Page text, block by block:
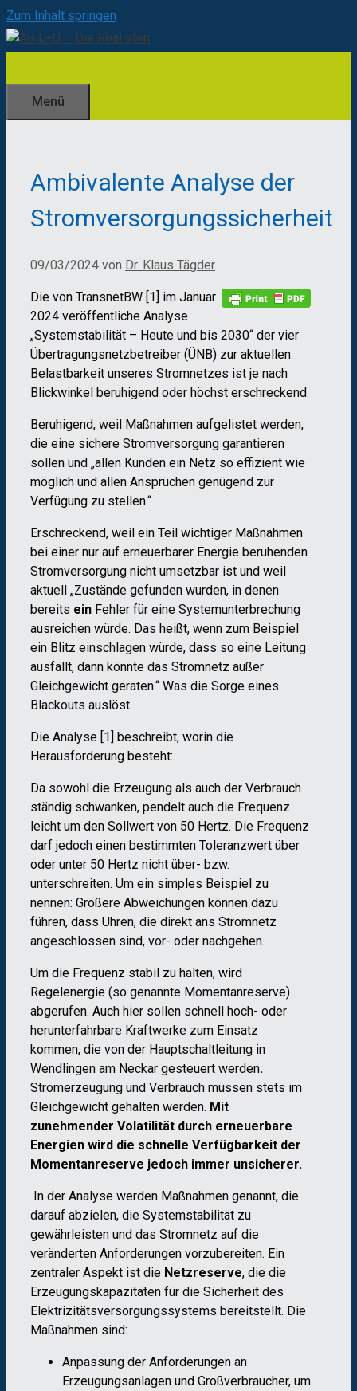
Zum Inhalt springen
Menü
Ambivalente Analyse der
Stromversorgungssicherheit
09/03/2024 von Dr. Klaus Tägder
Die von TransnetBW [1] im Januar
2024 veröffentliche Analyse
„Systemstabilität – Heute und bis 2030“ der vier
Übertragungsnetzbetreiber (ÜNB) zur aktuellen
Belastbarkeit unseres Stromnetzes ist je nach
Blickwinkel beruhigend oder höchst erschreckend.
Beruhigend, weil Maßnahmen aufgelistet werden,
die eine sichere Stromversorgung garantieren
sollen und „allen Kunden ein Netz so effizient wie
möglich und allen Ansprüchen genügend zur
Verfügung zu stellen.“
Erschreckend, weil ein Teil wichtiger Maßnahmen
bei einer nur auf erneuerbarer Energie beruhenden
Stromversorgung nicht umsetzbar ist und weil
aktuell „Zustände gefunden wurden, in denen
bereits ein Fehler für eine Systemunterbrechung
ausreichen würde. Das heißt, wenn zum Beispiel
ein Blitz einschlagen würde, dass so eine Leitung
ausfällt, dann könnte das Stromnetz außer
Gleichgewicht geraten.“ Was die Sorge eines
Blackouts auslöst.
Die Analyse [1] beschreibt, worin die
Herausforderung besteht:
Da sowohl die Erzeugung als auch der Verbrauch
ständig schwanken, pendelt auch die Frequenz
leicht um den Sollwert von 50 Hertz. Die Frequenz
darf jedoch einen bestimmten Toleranzwert über
oder unter 50 Hertz nicht über- bzw.
unterschreiten. Um ein simples Beispiel zu
nennen: Größere Abweichungen können dazu
führen, dass Uhren, die direkt ans Stromnetz
angeschlossen sind, vor- oder nachgehen.
Um die Frequenz stabil zu halten, wird
Regelenergie (so genannte Momentanreserve)
abgerufen. Auch hier sollen schnell hoch- oder
herunterfahrbare Kraftwerke zum Einsatz
kommen, die von der Hauptschaltleitung in
Wendlingen am Neckar gesteuert werden.
Stromerzeugung und Verbrauch müssen stets im
Gleichgewicht gehalten werden. Mit
zunehmender Volatilität durch erneuerbare
Energien wird die schnelle Verfügbarkeit der
Momentanreserve jedoch immer unsicherer.
In der Analyse werden Maßnahmen genannt, die
darauf abzielen, die Systemstabilität zu
gewährleisten und das Stromnetz auf die
veränderten Anforderungen vorzubereiten. Ein
zentraler Aspekt ist die Netzreserve, die die
Erzeugungskapazitäten für die Sicherheit des
Elektrizitätsversorgungssystems bereitstellt. Die
Maßnahmen sind:
Anpassung der Anforderungen an
Erzeugungsanlagen und Großverbraucher, um